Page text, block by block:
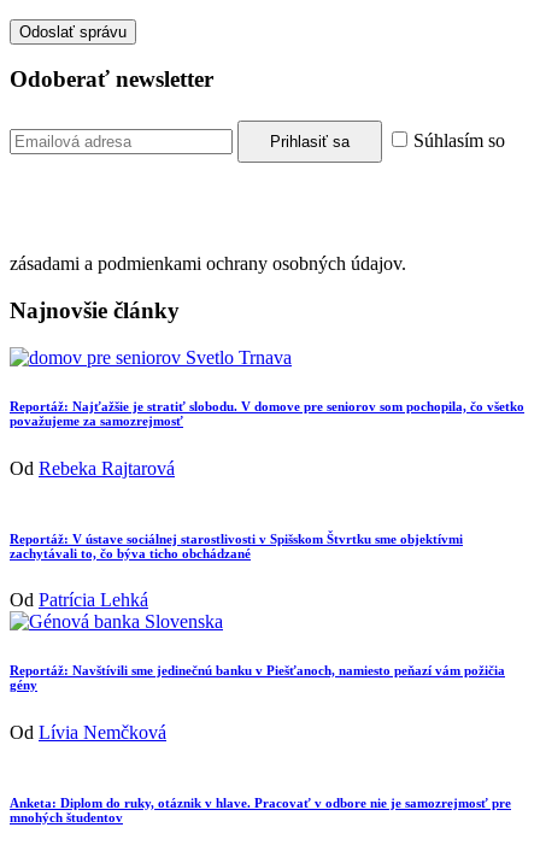
Odoberať newsletter
Súhlasím so
zásadami a podmienkami ochrany osobných údajov.
Najnovšie články
Reportáž: Najťažšie je stratiť slobodu. V domove pre seniorov som pochopila, čo všetko
považujeme za samozrejmosť
Od Rebeka Rajtarová
Reportáž: V ústave sociálnej starostlivosti v Spišskom Štvrtku sme objektívmi
zachytávali to, čo býva ticho obchádzané
Od Patrícia Lehká
Reportáž: Navštívili sme jedinečnú banku v Piešťanoch, namiesto peňazí vám požičia
gény
Od Lívia Nemčková
Anketa: Diplom do ruky, otáznik v hlave. Pracovať v odbore nie je samozrejmosť pre
mnohých študentov